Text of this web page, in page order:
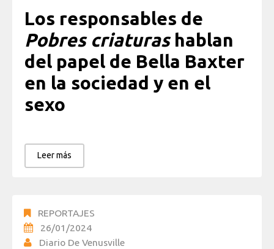
Los responsables de
Pobres criaturas hablan
del papel de Bella Baxter
en la sociedad y en el
sexo
Leer más
REPORTAJES
26/01/2024
Diario De Venusville